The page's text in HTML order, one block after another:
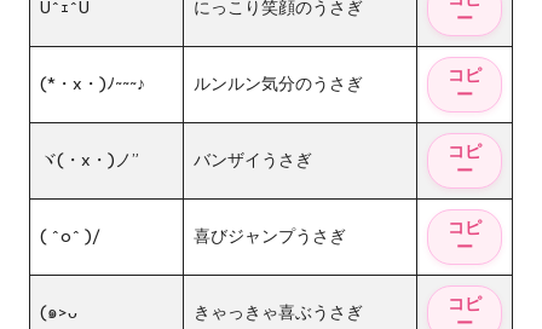
U^ｪ^U にっこり笑顔のうさぎ
(*・x・)ﾉ~~~♪ ルンルン気分のうさぎ
ヾ(・x・)ノ” バンザイうさぎ
( ˆoˆ )/ 喜びジャンプうさぎ
(๑>ᴗ きゃっきゃ喜ぶうさぎ